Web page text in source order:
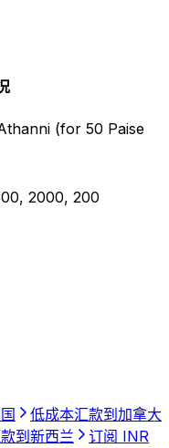
(for 50 Paise
₹2000, ₹200
低成本汇款到加拿大
到新西兰
订阅 INR